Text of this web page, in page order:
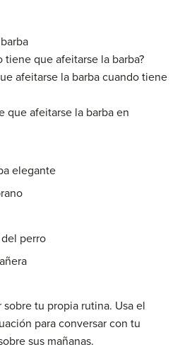
tiene que afeitarse la barba?
afeitarse la barba cuando tiene
que afeitarse la barba en
elegante
perro
sobre tu propia rutina. Usa el
para conversar con tu
sus mañanas.